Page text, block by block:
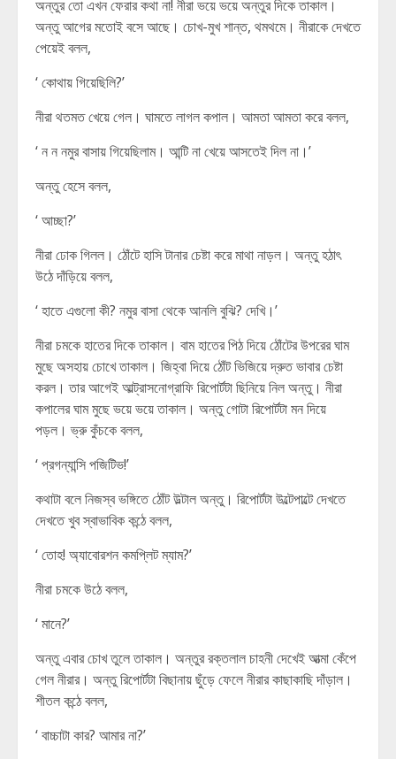
অন্তুর তো এখন ফেরার কথা না! নীরা ভয়ে ভয়ে অন্তুর দিকে তাকাল।
অন্তু আগের মতোই বসে আছে। চোখ-মুখ শান্ত, থমথমে। নীরাকে দেখতে
পেয়েই বলল,
‘ কোথায় গিয়েছিলি?’
নীরা থতমত খেয়ে গেল। ঘামতে লাগল কপাল। আমতা আমতা করে বলল,
‘ ন ন নমুর বাসায় গিয়েছিলাম। আন্টি না খেয়ে আসতেই দিল না।’
অন্তু হেসে বলল,
‘ আচ্ছা?’
নীরা ঢোক গিলল। ঠোঁটে হাসি টানার চেষ্টা করে মাথা নাড়ল। অন্তু হঠাৎ
উঠে দাঁড়িয়ে বলল,
‘ হাতে এগুলো কী? নমুর বাসা থেকে আনলি বুঝি? দেখি।’
নীরা চমকে হাতের দিকে তাকাল। বাম হাতের পিঠ দিয়ে ঠোঁটের উপরের ঘাম
মুছে অসহায় চোখে তাকাল। জিহ্বা দিয়ে ঠোঁট ভিজিয়ে দ্রুত ভাবার চেষ্টা
করল। তার আগেই আল্ট্রাসনোগ্রাফি রিপোর্টটা ছিনিয়ে নিল অন্তু। নীরা
কপালের ঘাম মুছে ভয়ে ভয়ে তাকাল। অন্তু গোটা রিপোর্টটা মন দিয়ে
পড়ল। ভ্রু কুঁচকে বলল,
‘ প্রগন্যান্সি পজিটিভ!’
কথাটা বলে নিজস্ব ভঙ্গিতে ঠোঁট উল্টাল অন্তু। রিপোর্টটা উল্টেপাল্টে দেখতে
দেখতে খুব স্বাভাবিক কন্ঠে বলল,
‘ তোহ! অ্যাবোরশন কমপ্লিট ম্যাম?’
নীরা চমকে উঠে বলল,
‘ মানে?’
অন্তু এবার চোখ তুলে তাকাল। অন্তুর রক্তলাল চাহনী দেখেই আত্মা কেঁপে
গেল নীরার। অন্তু রিপোর্টটা বিছানায় ছুঁড়ে ফেলে নীরার কাছাকাছি দাঁড়াল।
শীতল কন্ঠে বলল,
‘ বাচ্চাটা কার? আমার না?’